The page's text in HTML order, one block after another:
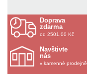
Doprava
zdarma
od 2501.00 Kč
Navštivte
nás
v kamenné prodejně